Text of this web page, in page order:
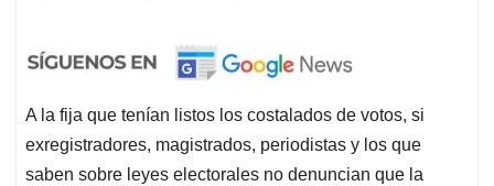
A la fija que tenían listos los costalados de votos, si
exregistradores, magistrados, periodistas y los que
saben sobre leyes electorales no denuncian que la